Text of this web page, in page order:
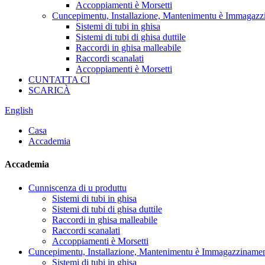
Accoppiamenti è Morsetti
Cuncepimentu, Installazione, Mantenimentu è
Sistemi di tubi in ghisa
Sistemi di tubi di ghisa duttile
Raccordi in ghisa malleabile
Raccordi scanalati
Accoppiamenti è Morsetti
CUNTATTA CI
SCARICÀ
English
Casa
Accademia
Accademia
Cunniscenza di u produttu
Sistemi di tubi in ghisa
Sistemi di tubi di ghisa duttile
Raccordi in ghisa malleabile
Raccordi scanalati
Accoppiamenti è Morsetti
Cuncepimentu, Installazione, Mantenimentu è
Sistemi di tubi in ghisa